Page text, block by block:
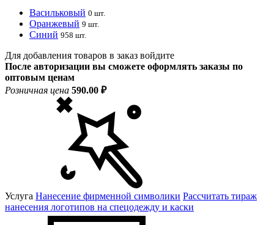
Васильковый 0 шт.
Оранжевый 9 шт.
Синий 958 шт.
Для добавления товаров в заказ войдите
После авторизации вы сможете оформлять заказы по
оптовым ценам
Розничная цена 590.00 ₽
Услуга Нанесение фирменной символики Рассчитать тираж
нанесения логотипов на спецодежду и каски